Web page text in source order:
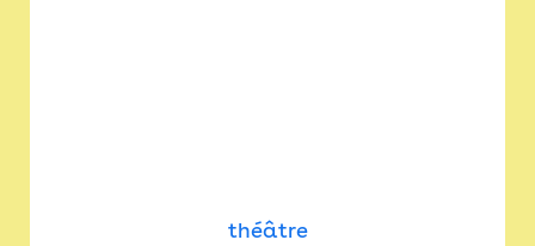
théâtre